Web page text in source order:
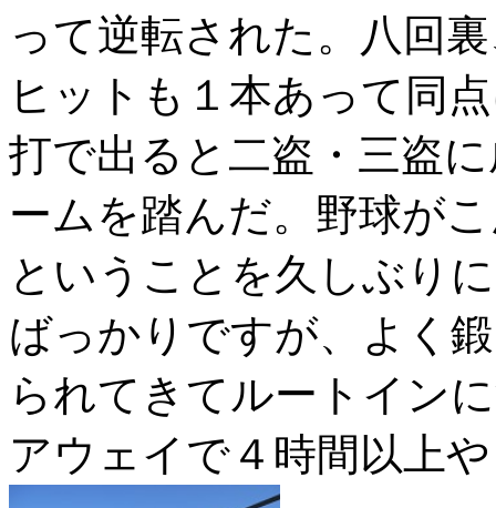
って逆転された。八回
ヒットも１本あって同
打で出ると二盗・三盗
ームを踏んだ。野球が
ということを久しぶり
ばっかりですが、よく
られてきてルートイン
アウェイで４時間以上